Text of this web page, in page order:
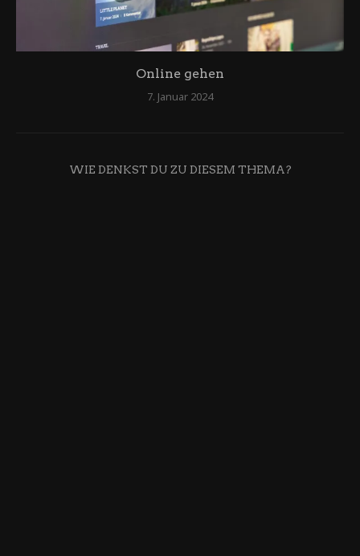
Online gehen
7. Januar 2024
WIE DENKST DU ZU DIESEM THEMA?